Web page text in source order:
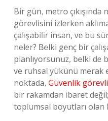
Bir gün, metro
görevlisini izlerken
çalışabilir insan, ve bu
neler? Belki genç bir
planlıyorsunuz, belki de
ve ruhsal yükünü merak
noktada, Güvenlik
bir rakamdan ibaret
toplumsal boyutları